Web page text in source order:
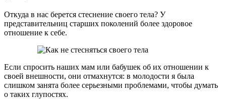
Откуда в нас берется стеснение своего тела? У
представительниц старших поколений более здоровое
отношение к себе.
Если спросить наших мам или бабушек об их отношении к
своей внешности, они отмахнутся: в молодости я была
слишком занята более серьезными проблемами, чтобы думать
о таких глупостях.